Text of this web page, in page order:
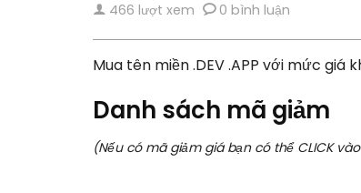
466 lượt xem 0 bình luận
Mua tên miền .DEV .APP với mức giá
Danh sách mã giảm
(Nếu có mã giảm giá bạn có thể CLICK